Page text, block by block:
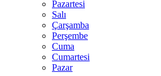
Pazartesi
Salı
Çarşamba
Perşembe
Cuma
Cumartesi
Pazar